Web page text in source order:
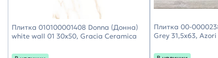
Плитка 010100001408 Donna (Донна)
white wall 01 30х50, Gracia Ceramica
Плитка 00-
Grey 31,5х63,